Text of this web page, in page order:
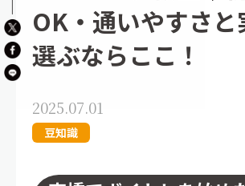
OK・通いやすさと
選ぶならここ！
2025.07.01
豆知識